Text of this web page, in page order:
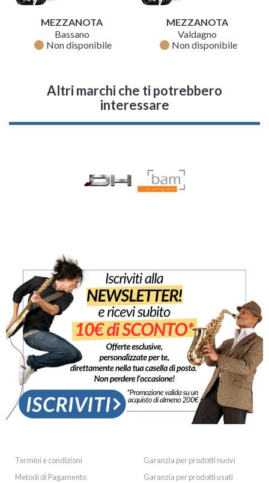
MEZZANOTA
Bassano
fiber_manual_record Non disponibile
MEZZANOTA
Valdagno
fiber_manual_record Non disponibile
Altri marchi che ti potrebbero
interessare
Termini e condizioni
Metodi di Pagamento
Garanzia per prodotti nuovi
Garanzia per prodotti usati